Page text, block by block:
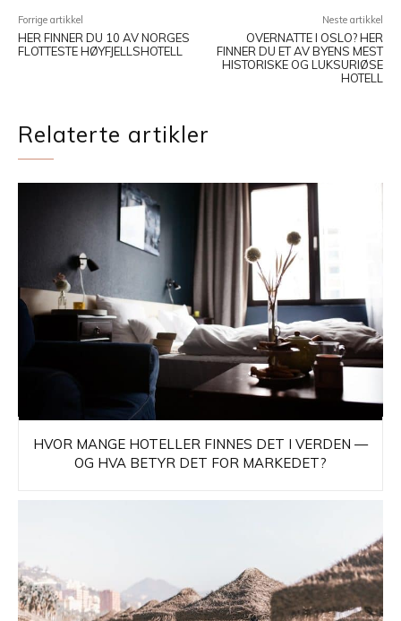
Forrige artikkel
HER FINNER DU 10 AV NORGES
FLOTTESTE HØYFJELLSHOTELL
Neste artikkel
OVERNATTE I OSLO? HER
FINNER DU ET AV BYENS MEST
HISTORISKE OG LUKSURIØSE
HOTELL
Relaterte artikler
HVOR MANGE HOTELLER FINNES DET I VERDEN —
OG HVA BETYR DET FOR MARKEDET?